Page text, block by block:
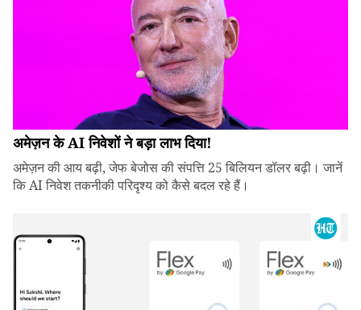
अमेज़न के AI निवेशों ने बड़ा लाभ दिया!
अमेज़न की आय बढ़ी, जेफ बेजोस की संपत्ति 25 बिलियन डॉलर बढ़ी। जानें
कि AI निवेश तकनीकी परिदृश्य को कैसे बदल रहे हैं।